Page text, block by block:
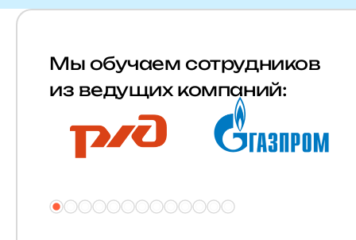
Мы обучаем сотрудников
из ведущих компаний: